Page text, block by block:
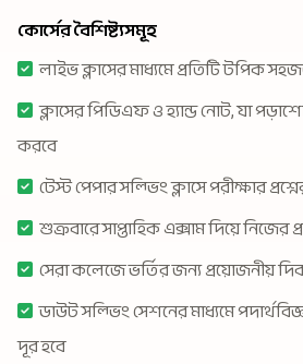
কোর্সের বৈশিষ্ট্যসমূহ
লাইভ ক্লাসের মাধ্যমে প্রতিটি টপিক
ক্লাসের পিডিএফ ও হ্যান্ড নোট, যা
করবে
টেস্ট পেপার সল্ভিং ক্লাসে পরীক্ষার
শুক্রবারে সাপ্তাহিক এক্সাম দিয়ে নিজের
সেরা কলেজে ভর্তির জন্য প্রয়োজনীয়
ডাউট সল্ভিং সেশনের মাধ্যমে
দূর হবে